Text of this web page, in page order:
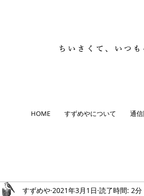
HOME すずめやについて 通
すずめや 2021年3月1日 読了時間: 2分